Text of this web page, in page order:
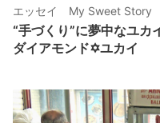
エッセイ My Sweet Story
“手づくり”に夢中なユ
ダイアモンド✡ユカイ